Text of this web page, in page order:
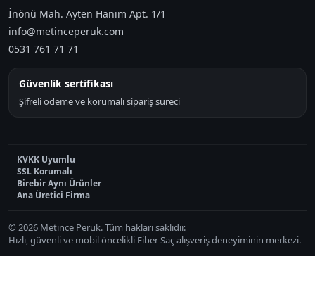
İnönü Mah. Ayten Hanım Apt. 1/1
info@metinceperuk.com
0531 761 71 71
Güvenlik sertifikası
Şifreli ödeme ve korumalı sipariş süreci
KVKK Uyumlu
SSL Korumalı
Birebir Aynı Ürünler
Ana Üretici Firma
© 2026 Metince Peruk. Tüm hakları saklıdır.
Hızlı, güvenli ve mobil öncelikli Fiber Saç alışveriş deneyiminin merkezi.